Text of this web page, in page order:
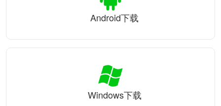
Android下载
Windows下载